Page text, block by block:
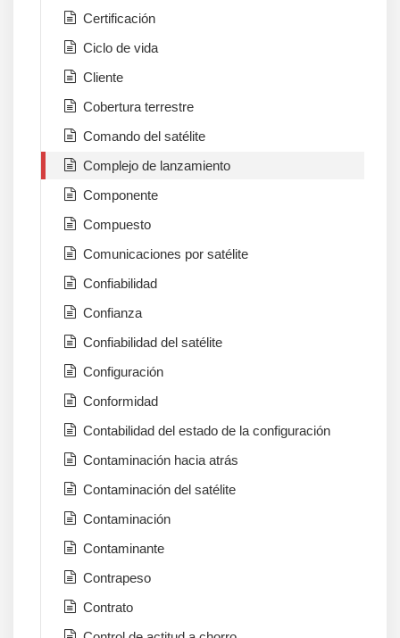
Certificación
Ciclo de vida
Cliente
Cobertura terrestre
Comando del satélite
Complejo de lanzamiento
Componente
Compuesto
Comunicaciones por satélite
Confiabilidad
Confianza
Confiabilidad del satélite
Configuración
Conformidad
Contabilidad del estado de la configuración
Contaminación hacia atrás
Contaminación del satélite
Contaminación
Contaminante
Contrapeso
Contrato